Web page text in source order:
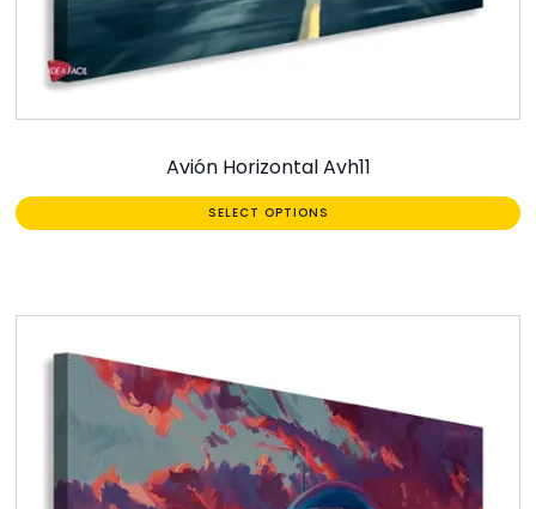
Avión Horizontal Avh11
SELECT OPTIONS